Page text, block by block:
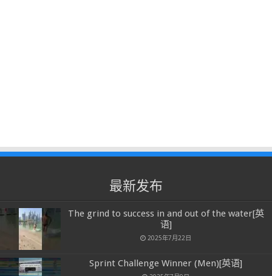
最新发布
The grind to success in and out of the water[英
语]
2025年7月22日
Sprint Challenge Winner (Men)[英语]